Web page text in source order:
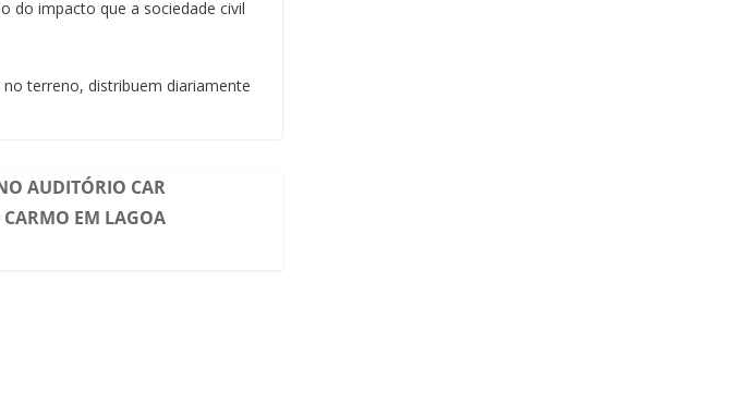
do impacto que a sociedade civil
terreno, distribuem diariamente
AUDITÓRIO CAR
CARMO EM LAGOA